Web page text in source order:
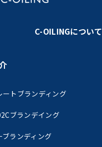
C-OILINGについて
ートブランディング
ブランデイング
ブランディング